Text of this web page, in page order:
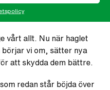
på en av de
vårt allt. Nu när haglet
börjar vi om, sätter nya
att skydda dem bättre.
redan står böjda över